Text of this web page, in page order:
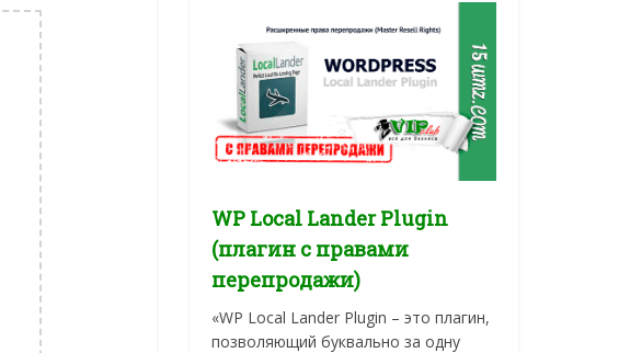
WP Local Lander Plugin
(плагин с правами
перепродажи)
«WP Local Lander Plugin – это плагин,
позволяющий буквально за одну